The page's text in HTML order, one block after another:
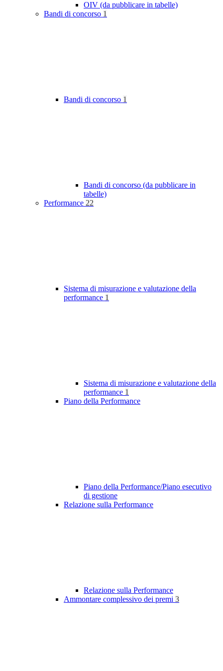
OIV (da pubblicare in tabelle)
Bandi di concorso 1
Bandi di concorso 1
Bandi di concorso (da pubblicare in
tabelle)
Performance 22
Sistema di misurazione e valutazione della
performance 1
Sistema di misurazione e valutazione della
performance 1
Piano della Performance
Piano della Performance/Piano esecutivo
di gestione
Relazione sulla Performance
Relazione sulla Performance
Ammontare complessivo dei premi 3